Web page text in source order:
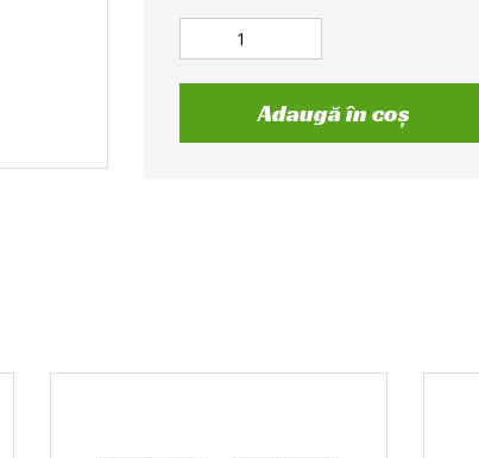
Adaugă în coș